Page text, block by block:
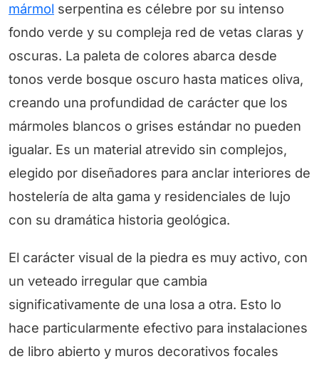
mármol serpentina es célebre por su intenso
fondo verde y su compleja red de vetas claras y
oscuras. La paleta de colores abarca desde
tonos verde bosque oscuro hasta matices oliva,
creando una profundidad de carácter que los
mármoles blancos o grises estándar no pueden
igualar. Es un material atrevido sin complejos,
elegido por diseñadores para anclar interiores de
hostelería de alta gama y residenciales de lujo
con su dramática historia geológica.
El carácter visual de la piedra es muy activo, con
un veteado irregular que cambia
significativamente de una losa a otra. Esto lo
hace particularmente efectivo para instalaciones
de libro abierto y muros decorativos focales